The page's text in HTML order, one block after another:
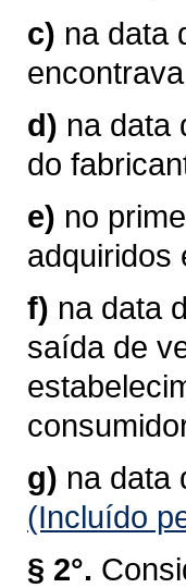
c) na data
d) na data
do
e) no
adquiridos
f) na data
saída de
g) na data
(Incluído
§ 2°.